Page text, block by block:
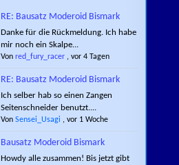
RE: Bausatz Moderoid Bismark
Danke für die Rückmeldung. Ich habe
mir noch ein Skalpe...
Von red_fury_racer, vor 4 Tagen
RE: Bausatz Moderoid Bismark
Ich selber hab so einen Zangen
Seitenschneider benutzt....
Von Sensei_Usagi , vor 1 Woche
Bausatz Moderoid Bismark
Howdy alle zusammen! Bis jetzt gibt